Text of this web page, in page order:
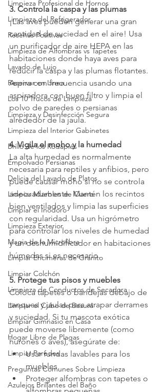
Limpieza Profesional de Hornos
Limpieza del Refrigerador
Reseñas Positivas
Limpieza de Alfombras vs Tapetes
Lavado de Lujo
Reservar en Línea
Los 10 Trucos de Limpieza
Limpieza y Desinfección Segura
Limpieza del Interior Gabinetes
Brillo de los Rodapiés
Empolvado Persianas
Delicia del Lavado de Platos
Limpiar Muebles de Cuero
Limpiar el Inodoro
Limpieza Exterior
Magia de la Microfibra
Limpiar Encimeras de Granito
Limpiar Colchón
Limpieza de Conductos de Secadora
Limpiar el Cubo de Basura
Limpiar Gimnasio en Casa
Hogar Libre de Plagas
Limpiar Paredes
Preguntas Comunes Sobre Limpieza
Azulejos Brillantes del Baño
3. Controla la caspa y las plumas
¡Las aves pueden generar una gran
cantidad de suciedad en el aire! Usa
un purificador de aire HEPA en las
habitaciones donde haya aves para
reducir la caspa y las plumas flotantes.
Aspira con frecuencia usando una
aspiradora con buen filtro y limpia el
polvo de paredes o persianas
alrededor de la jaula.
4. Vigila el moho y la humedad
La alta humedad es normalmente
necesaria para reptiles y anfibios, pero
puede causar moho si no se controla
adecuadamente. Mantén los recintos
bien ventilados y limpia las superficies
con regularidad. Usa un higrómetro
para controlar los niveles de humedad
y un deshumidificador en habitaciones
húmedas si es necesario.
5. Protege tus pisos y muebles
Coloca tapetes o bandejas debajo de
tanques y jaulas para atrapar derrames
y suciedad. Si tu mascota exótica
puede moverse libremente (como
hurones o aves), asegúrate de:
Usar fundas lavables para los
muebles
Proteger alfombras con tapetes o